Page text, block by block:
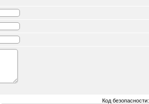
Код безопасности: